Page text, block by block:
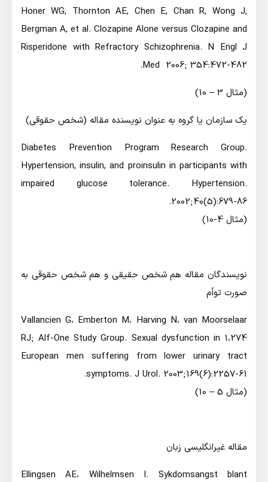
Honer WG, Thornton AE, Chen E, Chan R, Wong J,
Bergman A, et al. Clozapine Alone versus Clozapine and
Risperidone with Refractory Schizophrenia. N Engl J
Med 2006; 354:472-482.
(مثال 3 – 10)
يك سازمان يا گروه به عنوان نويسنده مقاله (شخص حقوقي)
Diabetes Prevention Program Research Group.
Hypertension, insulin, and proinsulin in participants with
impaired glucose tolerance. Hypertension.
2002;40(5):679-86.
(مثال 4-10)
نويسندگان مقاله هم شخص حقيقي و هم شخص حقوقي به
صورت توأم
Vallancien G،‌ Emberton M،‌ Harving N،‌ van Moorselaar
RJ; Alf-One Study Group. Sexual dysfunction in 1،274
European men suffering from lower urinary tract
symptoms. J Urol. 2003;169(6):2257-61.
(مثال 5 – 10)
مقاله غيرانگليسي زبان
Ellingsen AE،‌ Wilhelmsen I. Sykdomsangst blant